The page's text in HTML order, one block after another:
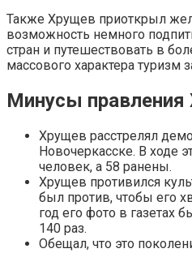
Также Хрущев приоткрыл
возможность немного
стран и путешествовать в
массового характера туризм
Минусы правления
Хрущев расстрелял
Новочеркасске. В ходе
человек, а 58 ранены.
Хрущев противился
был против, чтобы его
год его фото в газетах
140 раз.
Обещал, что это